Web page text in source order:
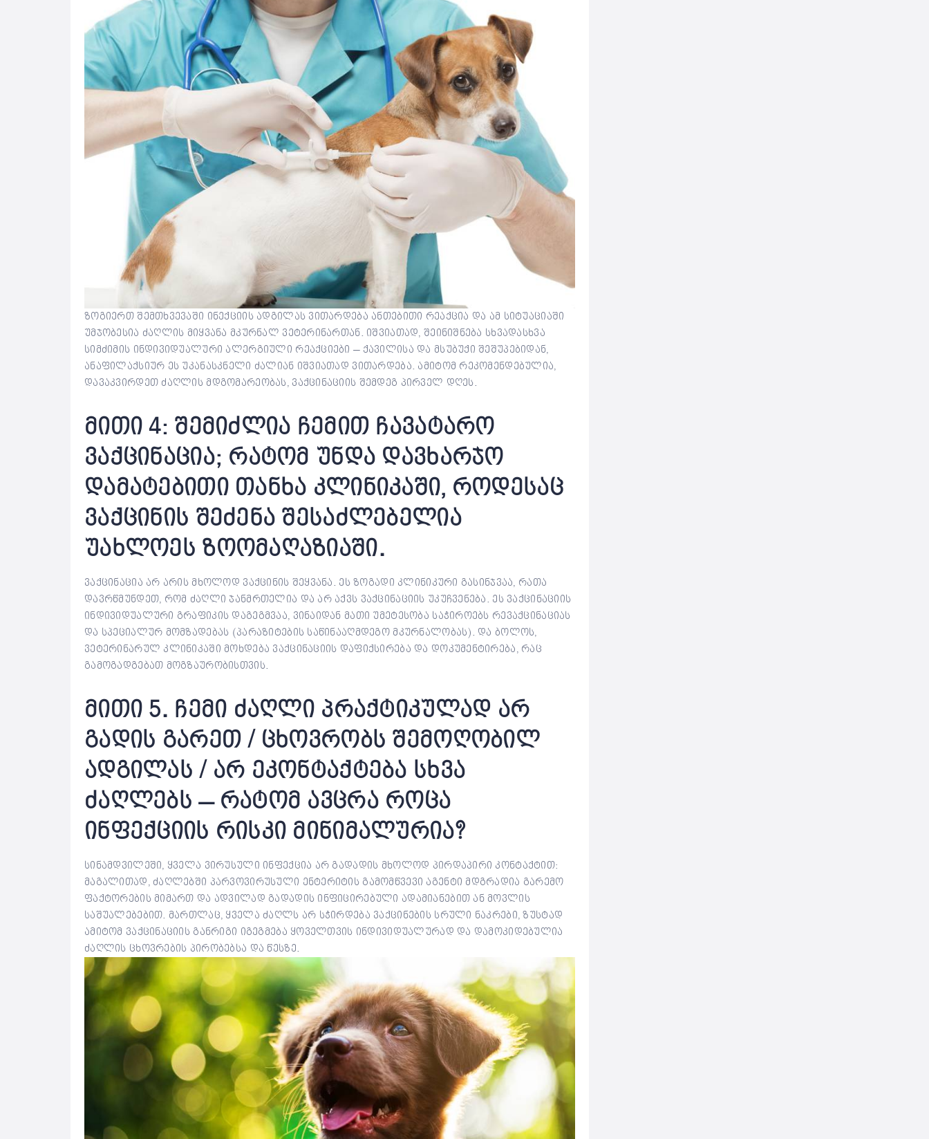
ზოგიერთ შემთხვევაში ინექციის ადგილას ვითარდება ანთებითი რეაქცია და ამ სიტუაციაში
უმჯობესია ძაღლის მიყვანა მკურნალ ვეტერინართან. იშვიათად, შეინიშნება სხვადასხვა
სიმძიმის ინდივიდუალური ალერგიული რეაქციები – ქავილისა და მსუბუქი შეშუპებიდან,
ანაფილაქსიურ ეს უკანასკნელი ძალიან იშვიათად ვითარდება. ამიტომ რეკომენდებულია,
დავაკვირდეთ ძაღლის მდგომარეობას, ვაქცინაციის შემდეგ პირველ დღეს.
მითი 4: შემიძლია ჩემით ჩავატარო
ვაქცინაცია; რატომ უნდა დავხარჯო
დამატებითი თანხა კლინიკაში, როდესაც
ვაქცინის შეძენა შესაძლებელია
უახლოეს ზოომაღაზიაში.
ვაქცინაცია არ არის მხოლოდ ვაქცინის შეყვანა. ეს ზოგადი კლინიკური გასინჯვაა, რათა
დავრწმუნდეთ, რომ ძაღლი ჯანმრთელია და არ აქვს ვაქცინაციის უკუჩვენება. ეს ვაქცინაციის
ინდივიდუალური გრაფიკის დაგეგმვაა, ვინაიდან მათი უმეტესობა საჭიროებს რევაქცინაციას
და სპეციალურ მომზადებას (პარაზიტების საწინააღმდეგო მკურნალობას). და ბოლოს,
ვეტერინარულ კლინიკაში მოხდება ვაქცინაციის დაფიქსირება და დოკუმენტირება, რაც
გამოგადგებათ მოგზაურობისთვის.
მითი 5. ჩემი ძაღლი პრაქტიკულად არ
გადის გარეთ / ცხოვრობს შემოღობილ
ადგილას / არ ეკონტაქტება სხვა
ძაღლებს – რატომ ავცრა როცა
ინფექციის რისკი მინიმალურია?
სინამდვილეში, ყველა ვირუსული ინფექცია არ გადადის მხოლოდ პირდაპირი კონტაქტით:
მაგალითად, ძაღლებში პარვოვირუსული ენტერიტის გამომწვევი აგენტი მდგრადია გარემო
ფაქტორების მიმართ და ადვილად გადადის ინფიცირებული ადამიანებით ან მოვლის
საშუალებებით. მართლაც, ყველა ძაღლს არ სჭირდება ვაქცინების სრული ნაკრები, ზუსტად
ამიტომ ვაქცინაციის განრიგი იგეგმება ყოველთვის ინდივიდუალურად და დამოკიდებულია
ძაღლის ცხოვრების პირობებსა და წესზე.